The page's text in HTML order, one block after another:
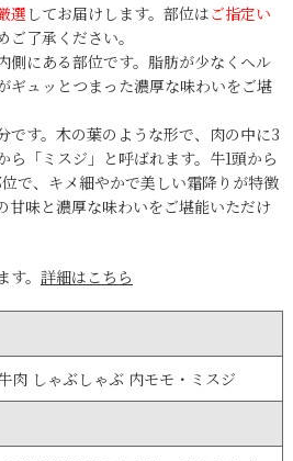
選 してお届けします。部位はご指定い
ご了承ください。
側にある部位です。脂肪が少なくヘル
ギュッとつまった濃厚な味わいをご堪
です。木の葉のような形で、肉の中に3
ら「ミスジ」と呼ばれます。牛1頭から
で、キメ細やかで美しい霜降りが特徴
甘味と濃厚な味わいをご堪能いただけ
。 詳細はこちら
肉 しゃぶしゃぶ 内モモ・ミスジ